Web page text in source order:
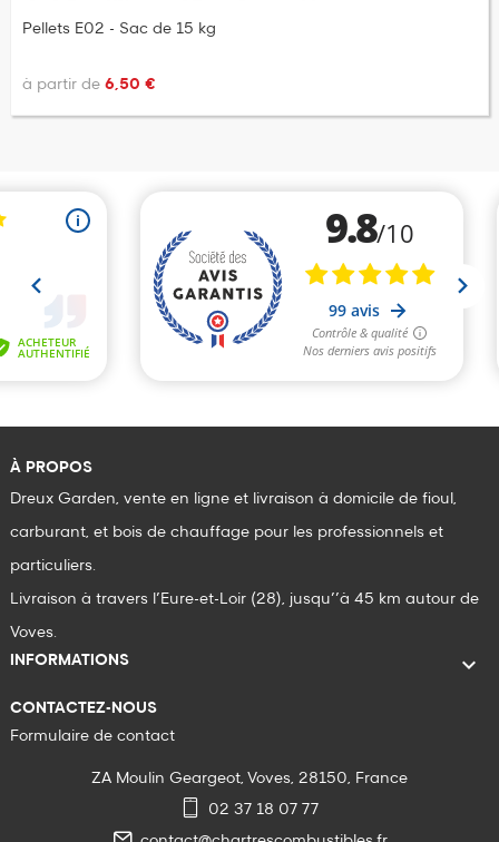
Pellets E02 - Sac de 15 kg
à partir de 6,50 €
À PROPOS
Dreux Garden, vente en ligne et livraison à domicile de fioul,
carburant, et bois de chauffage pour les professionnels et
particuliers.
Livraison à travers l’Eure-et-Loir (28), jusqu’’à 45 km autour de
Voves.
INFORMATIONS

CONTACTEZ-NOUS
Formulaire de contact
ZA Moulin Geargeot, Voves, 28150, France
02 37 18 07 77